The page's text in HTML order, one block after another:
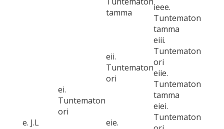
tamma
ieee.
Tuntematon
tamma
e. J.L
ei.
Tuntematon
ori
eii.
Tuntematon
ori
eiii.
Tuntematon
ori
eiie.
Tuntematon
tamma
eie.
eiei.
Tuntematon